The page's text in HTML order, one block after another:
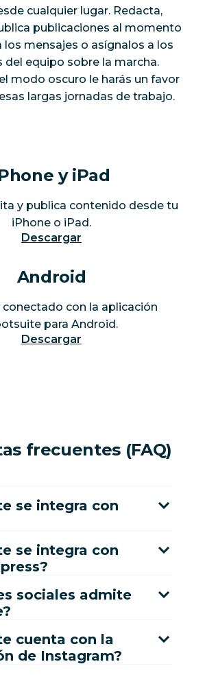
cualquier lugar. Redacta,
publicaciones al momento
los mensajes o asígnalos a los
del equipo sobre la marcha.
modo oscuro le harás un favor
largas jornadas de trabajo.
y iPad
y publica contenido desde tu
iPhone o iPad.
Descargar
Android
con la aplicación
para Android.
Descargar
frecuentes (FAQ)
se integra con
se integra con
sociales admite
cuenta con la
de Instagram?